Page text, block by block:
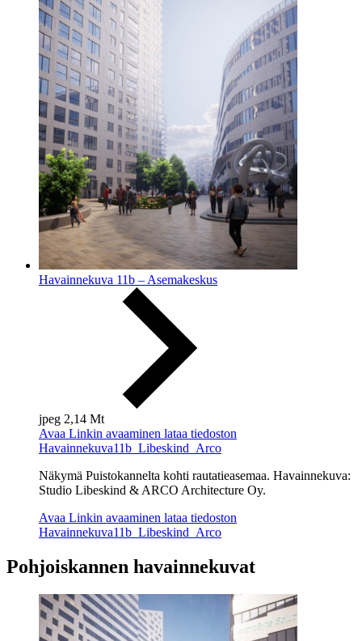
Havainnekuva 11b – Asemakeskus
jpeg 2,14 Mt
Avaa Linkin avaaminen lataa tiedoston
Havainnekuva11b_Libeskind_Arco
Näkymä Puistokannelta kohti rautatieasemaa. Havainnekuva:
Studio Libeskind & ARCO Architecture Oy.
Avaa Linkin avaaminen lataa tiedoston
Havainnekuva11b_Libeskind_Arco
Pohjoiskannen havainnekuvat